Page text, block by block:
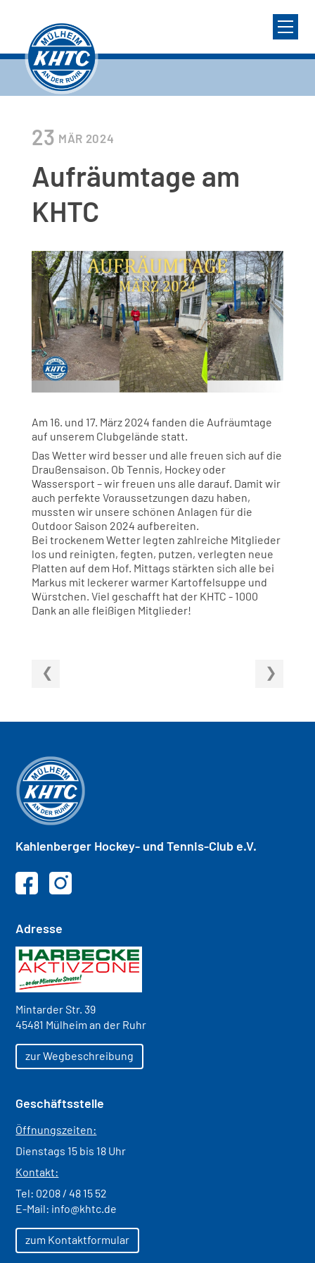
23 MÄR 2024
Aufräumtage am
KHTC
Am 16. und 17. März 2024 fanden die Aufräumtage
auf unserem Clubgelände statt.
Das Wetter wird besser und alle freuen sich auf die
Draußensaison. Ob Tennis, Hockey oder
Wassersport – wir freuen uns alle darauf. Damit wir
auch perfekte Voraussetzungen dazu haben,
mussten wir unsere schönen Anlagen für die
Outdoor Saison 2024 aufbereiten.
Bei trockenem Wetter legten zahlreiche Mitglieder
los und reinigten, fegten, putzen, verlegten neue
Platten auf dem Hof. Mittags stärkten sich alle bei
Markus mit leckerer warmer Kartoffelsuppe und
Würstchen. Viel geschafft hat der KHTC - 1000
Dank an alle fleißigen Mitglieder!
Kahlenberger Hockey- und Tennis-Club e.V.
Adresse
Mintarder Str. 39
45481 Mülheim an der Ruhr
zur Wegbeschreibung
Geschäftsstelle
Öffnungszeiten:
Dienstags 15 bis 18 Uhr
Kontakt:
Tel: 0208 / 48 15 52
E-Mail: info@khtc.de
zum Kontaktformular